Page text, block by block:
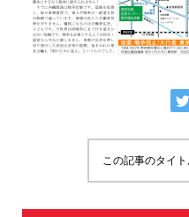
この記事のタイ